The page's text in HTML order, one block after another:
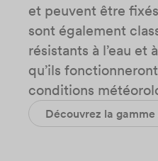
et peuvent être
sont également
résistants à l’eau et
qu’ils
conditions
Découvrez la